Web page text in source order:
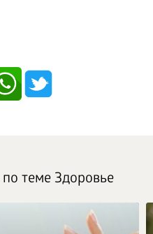
теме Здоровье